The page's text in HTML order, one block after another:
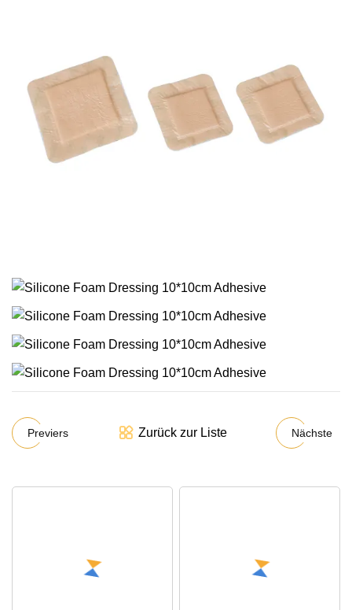
Previers Zurück zur Liste Nächste